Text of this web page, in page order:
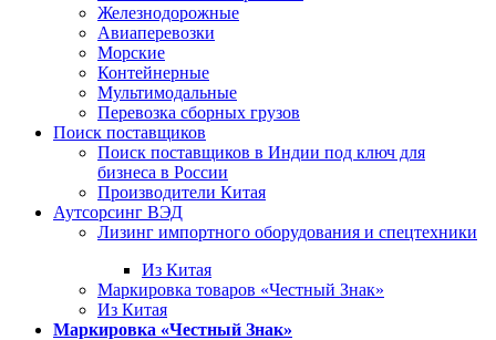
Железнодорожные
Авиаперевозки
Морские
Контейнерные
Мультимодальные
Перевозка сборных грузов
Поиск поставщиков
Поиск поставщиков в Индии под ключ для
бизнеса в России
Производители Китая
Аутсорсинг ВЭД
Лизинг импортного оборудования и спецтехники
Из Китая
Маркировка товаров «Честный Знак»
Из Китая
Маркировка «Честный Знак»